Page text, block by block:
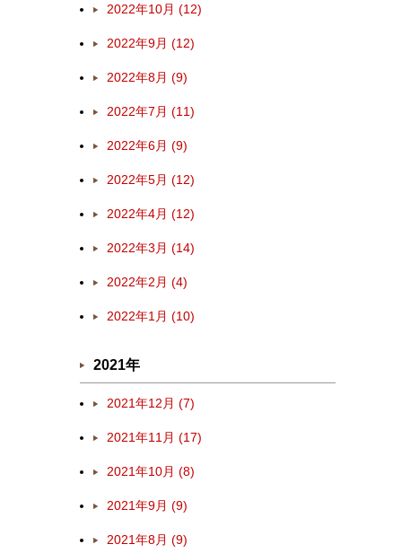
2022年10月 (12)
2022年9月 (12)
2022年8月 (9)
2022年7月 (11)
2022年6月 (9)
2022年5月 (12)
2022年4月 (12)
2022年3月 (14)
2022年2月 (4)
2022年1月 (10)
2021年
2021年12月 (7)
2021年11月 (17)
2021年10月 (8)
2021年9月 (9)
2021年8月 (9)